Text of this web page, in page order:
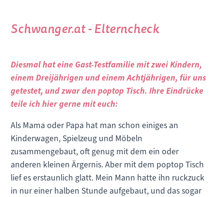
Schwanger.at - Elterncheck
Diesmal hat eine Gast-Testfamilie mit zwei Kindern,
einem Dreijährigen und einem Achtjährigen, für uns
getestet, und zwar den poptop Tisch. Ihre Eindrücke
teile ich hier gerne mit euch:
Als Mama oder Papa hat man schon einiges an
Kinderwagen, Spielzeug und Möbeln
zusammengebaut, oft genug mit dem ein oder
anderen kleinen Ärgernis. Aber mit dem poptop Tisch
lief es erstaunlich glatt. Mein Mann hatte ihn ruckzuck
in nur einer halben Stunde aufgebaut, und das sogar